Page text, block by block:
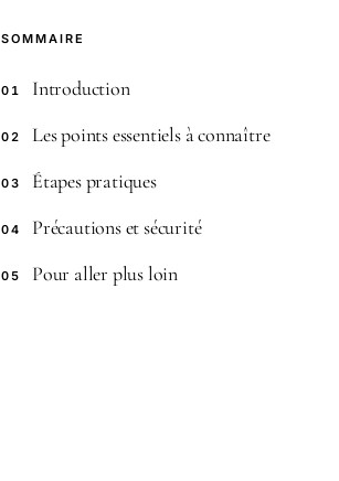
SOMMAIRE
01 Introduction
02 Les points essentiels à connaître
03 Étapes pratiques
04 Précautions et sécurité
05 Pour aller plus loin